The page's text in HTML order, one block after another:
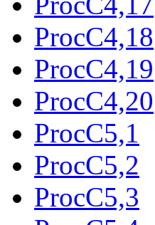
ProcC4,18
ProcC4,19
ProcC4,20
ProcC5,1
ProcC5,2
ProcC5,3